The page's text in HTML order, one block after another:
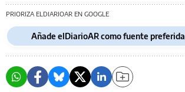
PRIORIZA ELDIARIOAR EN GOOGLE
Añade elDiarioAR como fuente preferida